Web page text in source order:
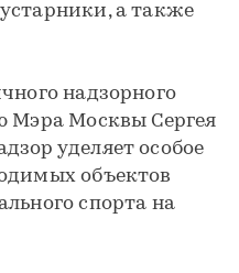
а также
надзорного
Мэра Москвы Сергея
уделяет особое
объектов
спорта на